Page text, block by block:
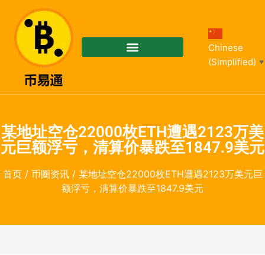
Chinese
(Simplified)
▼
某地址空仓22000枚ETH遭遇2123万美
元巨额浮亏，清算价暴跌至1847.9美元
首页/ 币圈资讯/ 某地址空仓22000枚ETH遭遇2123万美元巨
额浮亏，清算价暴跌至1847.9美元